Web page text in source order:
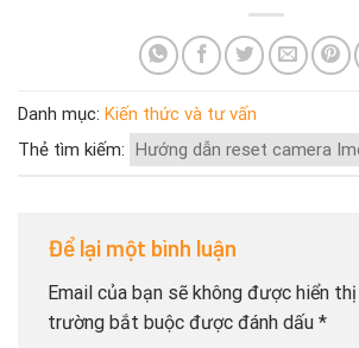
Danh mục: Kiến thức và tư vấn
Thẻ tìm kiếm: Hướng dẫn reset camera
Để lại một bình luận
Email của bạn sẽ không được hiển
trường bắt buộc được đánh dấu *